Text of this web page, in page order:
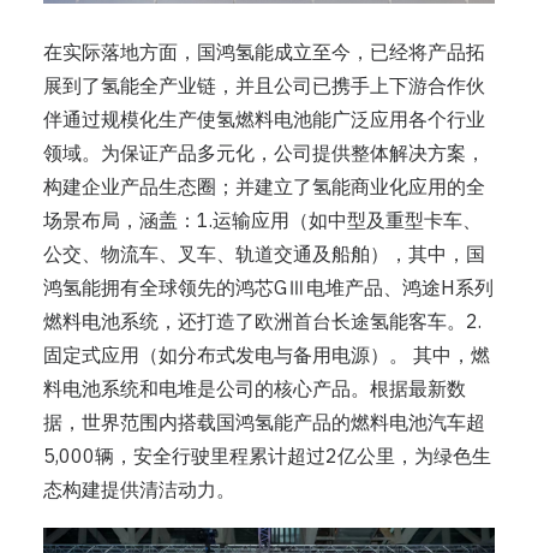
在实际落地方面，国鸿氢能成立至今，已经将产品拓
展到了氢能全产业链，并且公司已携手上下游合作伙
伴通过规模化生产使氢燃料电池能广泛应用各个行业
领域。为保证产品多元化，公司提供整体解决方案，
构建企业产品生态圈；并建立了氢能商业化应用的全
场景布局，涵盖：1.运输应用（如中型及重型卡车、
公交、物流车、叉车、轨道交通及船舶），其中，国
鸿氢能拥有全球领先的鸿芯GⅢ电堆产品、鸿途H系列
燃料电池系统，还打造了欧洲首台长途氢能客车。2.
固定式应用（如分布式发电与备用电源）。 其中，燃
料电池系统和电堆是公司的核心产品。根据最新数
据，世界范围内搭载国鸿氢能产品的燃料电池汽车超
5,000辆，安全行驶里程累计超过2亿公里，为绿色生
态构建提供清洁动力。